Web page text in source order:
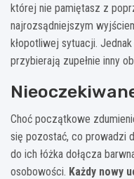
której nie pamiętasz z
najrozsądniejszym
kłopotliwej sytuacji.
przybierają zupełnie inny
Choć początkowe
się pozostać, co prowadzi
do ich łóżka dołącza
osobowości. Każdy nowy